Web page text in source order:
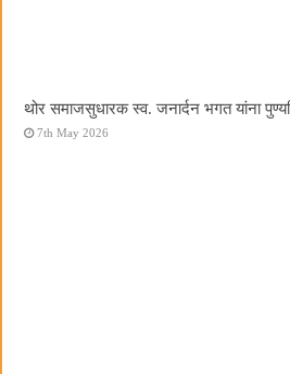
थोर समाजसुधारक स्व. जनार्दन भगत यांना
7th May 2026